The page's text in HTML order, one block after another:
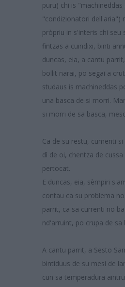
puru) chi is
"condizionatori dell'aria")
pròpriu in s'interis chi seu
fintzas a cuindixi, binti
duncas, eia, a cantu
bollit narai, po segai a
studaus is machineddas
una basca de si morri.
si morri de sa basca,
Ca de su restu, cumenti
dì de oi, chentza de
pertocat.
E duncas, eia, sèmpiri
contau ca su problema
parrit, ca sa currenti no
nd'arruint, po crupa de
A cantu parrit, a Sesto
bintiduus de su mesi de
cun sa temperadura